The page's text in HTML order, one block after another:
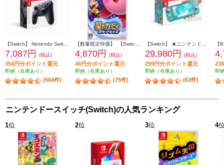
7,087円 (税込)
354円分ポイント還元
即納（在庫あり）
(504件)
4,670円 (税込)
46円分ポイント還元
即納（在庫あり）
(75件)
29,980円 (税込)
299円分ポイント還元
即納（在庫あり）
(63件)
即
ニンテンドースイッチ(Switch)の人気ランキング
1位 2位 3位 4